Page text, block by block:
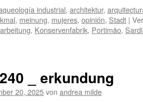
industrial, architektur,
, meinung, mujeres, opinión, Stadt |
, Konservenfabrik, Portimão,
_ erkundung
20, 2025von andrea milde